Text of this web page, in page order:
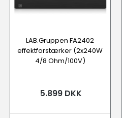
LAB.Gruppen FA2402
effektforstærker (2x240W
4/8 Ohm/100V)
5.899 DKK